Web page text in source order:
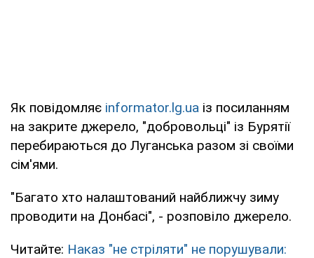
Як повідомляє informator.lg.ua із посиланням
на закрите джерело, "добровольці" із Бурятії
перебираються до Луганська разом зі своїми
сім'ями.
"Багато хто налаштований найближчу зиму
проводити на Донбасі", - розповіло джерело.
Читайте: Наказ "не стріляти" не порушували: